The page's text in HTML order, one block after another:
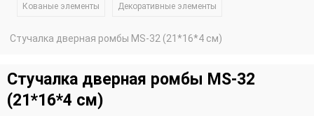
Кованые элементы Декоративные элементы
Стучалка дверная ромбы MS-32 (21*16*4 см)
Стучалка дверная ромбы MS-32
(21*16*4 см)